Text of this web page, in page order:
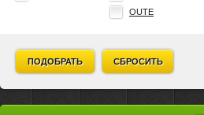
OUTE
ПОДОБРАТЬ СБРОСИТЬ